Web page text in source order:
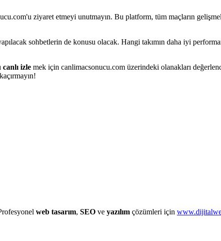
ziyaret etmeyi unutmayın. Bu platform, tüm maçların
sohbetlerin de konusu olacak. Hangi takımın daha iyi
canlı izle mek için canlimacsonucu.com üzerindeki olanakları
web tasarım, SEO ve yazılım çözümleri için